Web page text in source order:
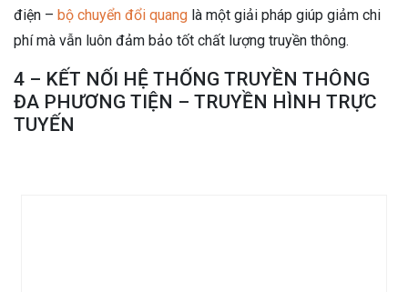
điện – bộ chuyển đổi quang là một giải pháp giúp giảm chi
phí mà vẫn luôn đảm bảo tốt chất lượng truyền thông.
4 – KẾT NỐI HỆ THỐNG TRUYỀN THÔNG
ĐA PHƯƠNG TIỆN – TRUYỀN HÌNH TRỰC
TUYẾN